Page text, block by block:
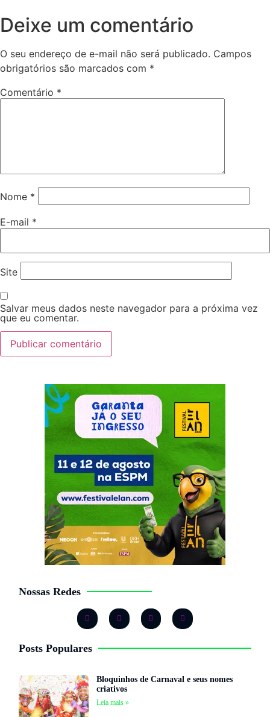
Deixe um comentário
O seu endereço de e-mail não será publicado. Campos
obrigatórios são marcados com *
Comentário *
Nome *
E-mail *
Site
Salvar meus dados neste navegador para a próxima vez
que eu comentar.
Nossas Redes
Posts Populares
Bloquinhos de Carnaval e seus nomes
criativos
Leia mais »